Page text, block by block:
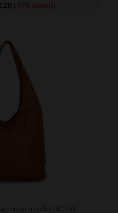
| 47% levnější
Hernan zrzavĂĄ HB0141